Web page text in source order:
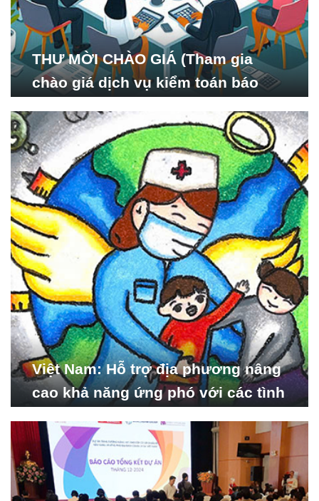
THƯ MỜI CHÀO GIÁ (Tham gia
chào giá dịch vụ kiểm toán báo
Nghiên cứu Phát triển Xã
hội_ISDS)
Việt Nam: Hỗ trợ địa phương nâng
cao khả năng ứng phó với các tình